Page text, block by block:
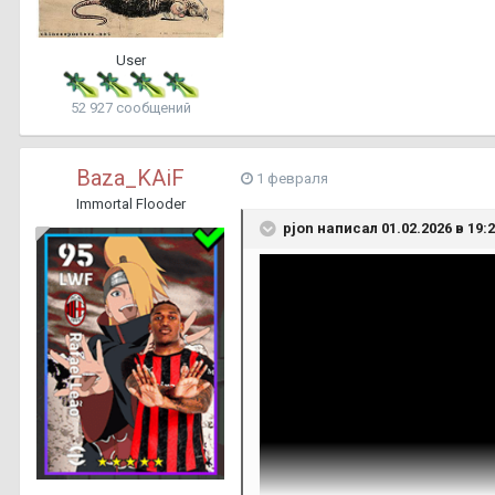
User
52 927 сообщений
Baza_KAiF
Immortal Flooder
1 февраля
pjon написал 01.02.2026 в